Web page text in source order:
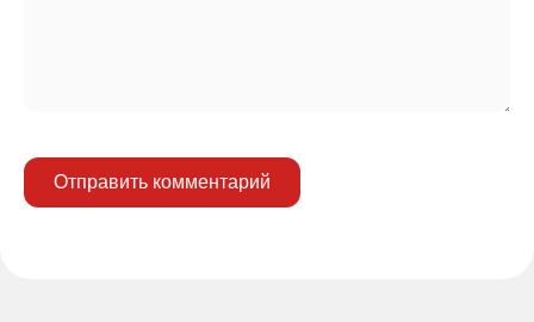
Отправить комментарий